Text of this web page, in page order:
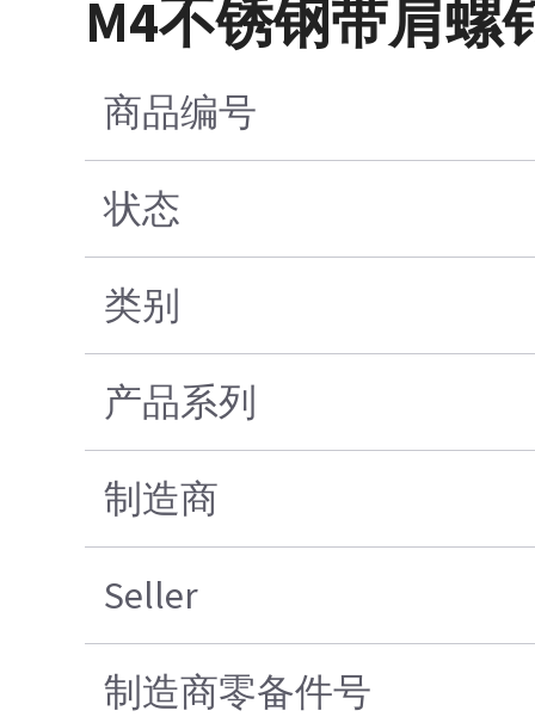
M4不锈钢带肩螺
商品编号
状态
类别
产品系列
制造商
Seller
制造商零备件号